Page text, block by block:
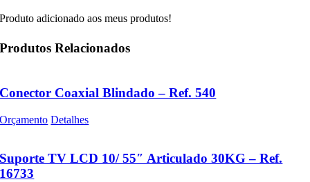
Produto adicionado aos meus produtos!
Produtos Relacionados
Conector Coaxial Blindado – Ref. 540
Orçamento Detalhes
Suporte TV LCD 10/ 55″ Articulado 30KG – Ref.
16733